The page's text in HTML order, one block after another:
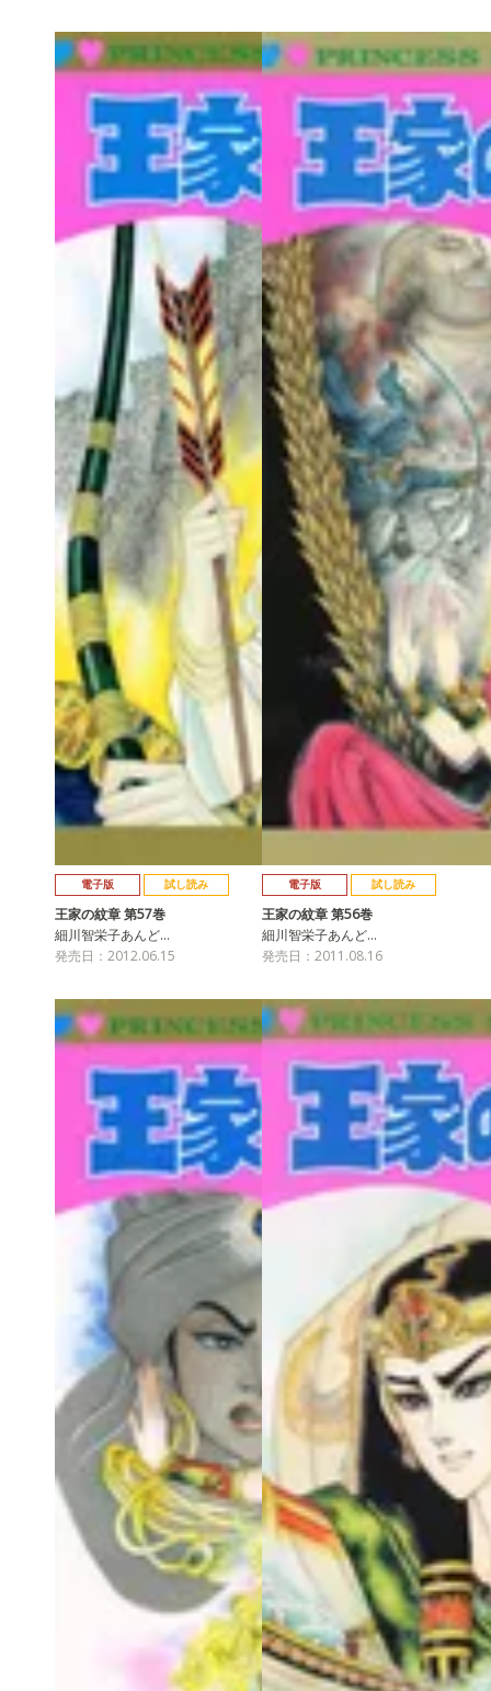
電子版 試し読み
王家の紋章 第57巻
細川智栄子あんど…
発売日：2012.06.15
電子版 試し読み
王家の紋章 第56巻
細川智栄子あんど…
発売日：2011.08.16